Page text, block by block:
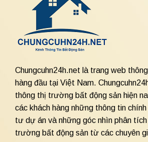
Chungcuhn24h.net là trang web
hàng đầu tại Việt Nam.
thông thị trường bất động sản hiện
các khách hàng những thông tin
tư dự án và những góc nhìn phân tích
trường bất động sản từ các chuyên